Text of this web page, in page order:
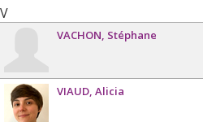
V
VACHON Stéphane
VIAUD Alicia